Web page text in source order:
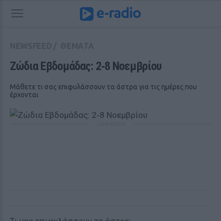
Ζώδια Εβδομάδας: 2‑8 Νοεμβρίου
Μάθετε τι σας επιφυλάσσουν τα άστρα για τις ημέρες που
έρχονται